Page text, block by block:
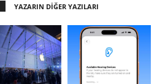
YAZARIN DİĞER YAZILARI